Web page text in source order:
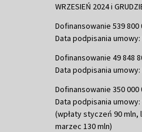
WRZESIEŃ 2024 i
Dofinansowanie 539 800
Data podpisania umowy:
Dofinansowanie 49 848
Data podpisania umowy:
Dofinansowanie 350 000
Data podpisania umowy:
(wpłaty styczeń 90 mln,
marzec 130 mln)